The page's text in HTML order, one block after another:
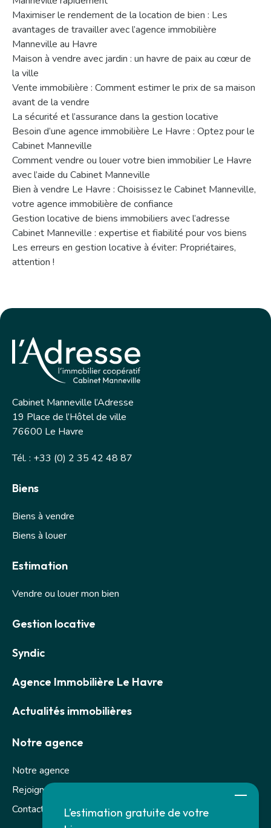
Maximiser le rendement de la location de bien : Les
avantages de travailler avec l’agence immobilière
Manneville au Havre
Maison à vendre avec jardin : un havre de paix au cœur de
la ville
Vente immobilière : Comment estimer le prix de sa maison
avant de la vendre
La sécurité et l’assurance dans la gestion locative
Besoin d’une agence immobilière Le Havre : Optez pour le
Cabinet Manneville
Comment vendre ou louer votre bien immobilier Le Havre
avec l’aide du Cabinet Manneville
Bien à vendre Le Havre : Choisissez le Cabinet Manneville,
votre agence immobilière de confiance
Gestion locative de biens immobiliers avec l’adresse
Cabinet Manneville : expertise et fiabilité pour vos biens
Les erreurs en gestion locative à éviter: Propriétaires,
attention !
L’estimation gratuite de votre
Cabinet Manneville l’Adresse
19 Place de l’Hôtel de ville
76600 Le Havre
Tél. : +33 (0) 2 35 42 48 87
Biens
Biens à vendre
Biens à louer
Estimation
Vendre ou louer mon bien
Gestion locative
Syndic
Agence Immobilière Le Havre
Actualités immobilières
Notre agence
Notre agence
Rejoignez-nous
Contact